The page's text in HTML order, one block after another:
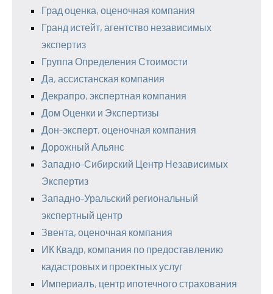
Град оценка, оценочная компания
Гранд истейт, агентство независимых
экспертиз
Группа Определения Стоимости
Да, ассистанская компания
Декрапро, экспертная компания
Дом Оценки и Экспертизы
Дон-эксперт, оценочная компания
Дорожный Альянс
Западно-Сибирский Центр Независимых
Экспертиз
Западно-Уральский региональный
экспертный центр
Звента, оценочная компания
ИК Квадр, компания по предоставлению
кадастровых и проектных услуг
Империалъ, центр ипотечного страхования